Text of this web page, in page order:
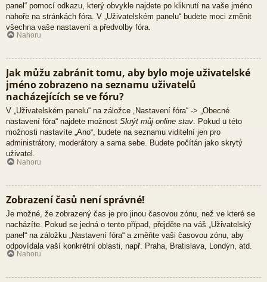
panel“ pomocí odkazu, který obvykle najdete po kliknutí na vaše jméno
nahoře na stránkách fóra. V „Uživatelském panelu“ budete moci změnit
všechna vaše nastavení a předvolby fóra.
Nahoru
Jak můžu zabránit tomu, aby bylo moje uživatelské
jméno zobrazeno na seznamu uživatelů
nacházejících se ve fóru?
V „Uživatelském panelu“ na záložce „Nastavení fóra“ -> „Obecné
nastavení fóra“ najdete možnost Skrýt můj online stav. Pokud u této
možnosti nastavíte „Ano“, budete na seznamu viditelní jen pro
administrátory, moderátory a sama sebe. Budete počítán jako skrytý
uživatel.
Nahoru
Zobrazení časů není správné!
Je možné, že zobrazený čas je pro jinou časovou zónu, než ve které se
nacházíte. Pokud se jedná o tento případ, přejděte na váš „Uživatelský
panel“ na záložku „Nastavení fóra“ a změňte vaši časovou zónu, aby
odpovídala vaší konkrétní oblasti, např. Praha, Bratislava, Londýn, atd.
Nahoru